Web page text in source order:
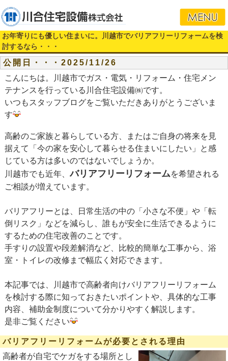
お年寄りにも優しい住まいに。川越市でバリアフリーリフォームを検
討するなら・・・
公開日・・・2025/11/26
こんにちは。川越市でガス・電気・リフォーム・住宅メン
テナンスを行っている川合住宅設備㈱です。
いつもスタッフブログをご覧いただきありがとうございま
す
高齢のご家族と暮らしている方、またはご自身の将来を見
据えて「今の家を安心して暮らせる住まいにしたい」と感
じている方は多いのではないでしょうか。
川越市でも近年、バリアフリーリフォームを希望される
ご相談が増えています。
バリアフリーとは、日常生活の中の「小さな不便」や「転
倒リスク」などを減らし、誰もが安全に生活できるように
するための住宅改善のことです。
手すりの設置や段差解消など、比較的簡単な工事から、浴
室・トイレの改修まで幅広く対応できます。
本記事では、川越市で高齢者向けバリアフリーリフォーム
を検討する際に知っておきたいポイントや、具体的な工事
内容、補助金制度について分かりやすく解説します。
是非ご覧ください
バリアフリーリフォームが必要とされる理由
高齢者が自宅でケガをする場所とし